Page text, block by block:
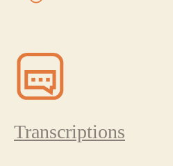
Transcriptions